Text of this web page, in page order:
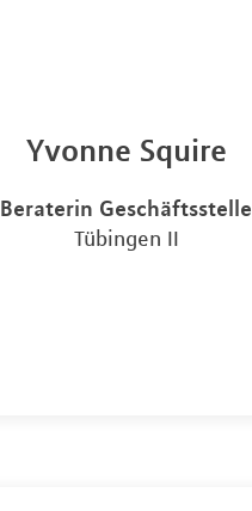
Yvonne Squire
Beraterin Geschäftsstelle
Tübingen II